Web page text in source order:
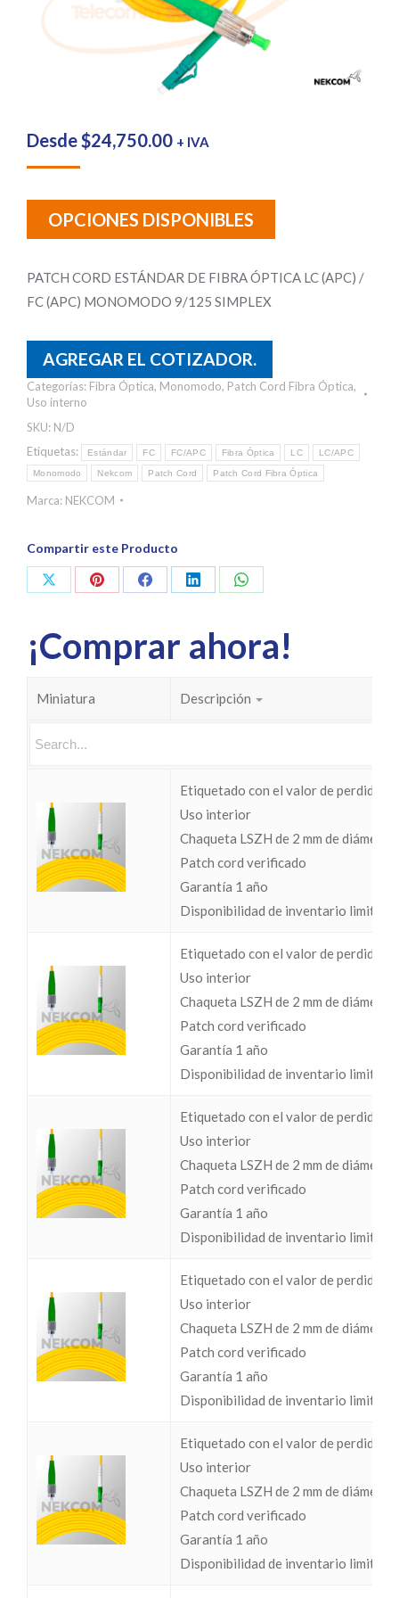
Desde $24,750.00 + IVA
OPCIONES DISPONIBLES
PATCH CORD ESTÁNDAR DE FIBRA ÓPTICA LC (APC) /
FC (APC) MONOMODO 9/125 SIMPLEX
AGREGAR EL COTIZADOR.
Categorías: Fibra Óptica, Monomodo, Patch Cord Fibra Óptica,
Uso interno
SKU: N/D
Etiquetas:
Estándar FC FC/APC Fibra Óptica LC LC/APC
Monomodo Nekcom Patch Cord Patch Cord Fibra Óptica
Marca: NEKCOM
Compartir este Producto
Share
X
Share
Pinterest
Share
Facebook
Share
LinkedIn
Share
WhatsApp
¡Comprar ahora!
Miniatura Descripción
Etiquetado con el valor de perdidas
Uso interior
Chaqueta LSZH de 2 mm de diámetro
Patch cord verificado
Garantía 1 año
Disponibilidad de inventario limitada
Etiquetado con el valor de perdidas
Uso interior
Chaqueta LSZH de 2 mm de diámetro
Patch cord verificado
Garantía 1 año
Disponibilidad de inventario limitada
Etiquetado con el valor de perdidas
Uso interior
Chaqueta LSZH de 2 mm de diámetro
Patch cord verificado
Garantía 1 año
Disponibilidad de inventario limitada
Etiquetado con el valor de perdidas
Uso interior
Chaqueta LSZH de 2 mm de diámetro
Patch cord verificado
Garantía 1 año
Disponibilidad de inventario limitada
Etiquetado con el valor de perdidas
Uso interior
Chaqueta LSZH de 2 mm de diámetro
Patch cord verificado
Garantía 1 año
Disponibilidad de inventario limitada